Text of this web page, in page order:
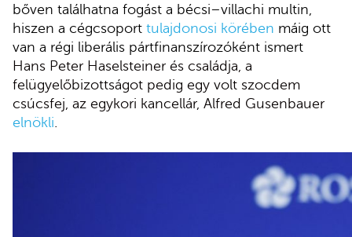
bőven találhatna fogást a bécsi–villachi multin,
hiszen a cégcsoport tulajdonosi körében máig ott
van a régi liberális pártfinanszírozóként ismert
Hans Peter Haselsteiner és családja, a
felügyelőbizottságot pedig egy volt szocdem
csúcsfej, az egykori kancellár, Alfred Gusenbauer
elnökli.